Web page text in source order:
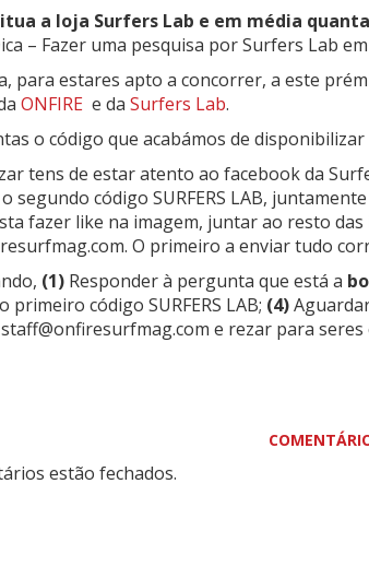
a loja Surfers Lab e em média
– Fazer uma pesquisa por Surfers Lab
para estares apto a concorrer, a este
ONFIRE e da Surfers Lab.
o código que acabámos de disponibilizar
tens de estar atento ao facebook da
segundo código SURFERS LAB,
fazer like na imagem, juntar ao resto
O primeiro a enviar tudo
(1) Responder à pergunta que está a
primeiro código SURFERS LAB; (4)
e rezar para
estão fechados.